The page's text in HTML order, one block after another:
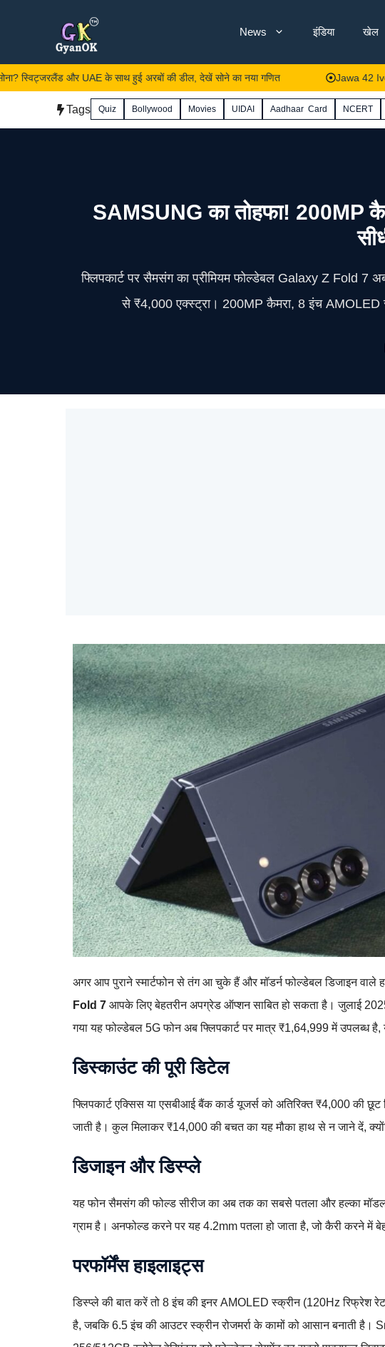
News इंडिया खेल
और UAE के साथ हुई अरबों की डील, देखें सोने का नया गणित Jawa 42 Ivory
Tags Quiz Bollywood Movies UIDAI Aadhaar Card NCERT
SAMSUNG का तोहफा! 200MP
फ्लिपकार्ट पर सैमसंग का प्रीमियम फोल्डेबल Galaxy Z Fold
से ₹4,000 एक्स्ट्रा। 200MP कैमरा, 8 इंच
अगर आप पुराने स्मार्टफोन से तंग आ चुके हैं और मॉडर्न फोल्डेबल डिजाइन वाले
Fold 7 आपके लिए बेहतरीन अपग्रेड ऑप्शन साबित हो सकता है। जुलाई
गया यह फोल्डेबल 5G फोन अब फ्लिपकार्ट पर मात्र ₹1,64,999 में उपलब्ध
डिस्काउंट की पूरी डिटेल
फ्लिपकार्ट एक्सिस या एसबीआई बैंक कार्ड यूजर्स को अतिरिक्त ₹4,000 की
जाती है। कुल मिलाकर ₹14,000 की बचत का यह मौका हाथ से न जाने दें,
डिजाइन और डिस्प्ले
यह फोन सैमसंग की फोल्ड सीरीज का अब तक का सबसे पतला और हल्का
ग्राम है। अनफोल्ड करने पर यह 4.2mm पतला हो जाता है, जो कैरी करने में
परफॉर्मेंस हाइलाइट्स
डिस्प्ले की बात करें तो 8 इंच की इनर AMOLED स्क्रीन (120Hz रिफ्रेश
है, जबकि 6.5 इंच की आउटर स्क्रीन रोजमर्रा के कामों को आसान बनाती